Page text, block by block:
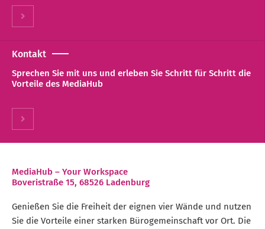
Kontakt
Sprechen Sie mit uns und erleben Sie Schritt für Schritt die
Vorteile des MediaHub
MediaHub – Your Workspace
Boveristraße 15, 68526 Ladenburg
Genießen Sie die Freiheit der eignen vier Wände und nutzen
Sie die Vorteile einer starken Bürogemeinschaft vor Ort. Die